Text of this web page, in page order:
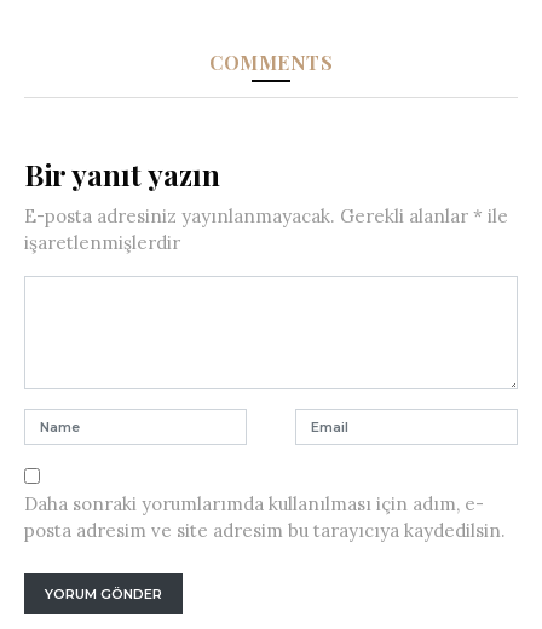
COMMENTS
Bir yanıt yazın
E-posta adresiniz yayınlanmayacak. Gerekli alanlar * ile
işaretlenmişlerdir
Daha sonraki yorumlarımda kullanılması için adım, e-
posta adresim ve site adresim bu tarayıcıya kaydedilsin.